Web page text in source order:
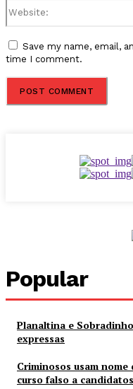
Save my name, email,
time I comment.
Popular
Planaltina e
expressas
Criminosos usam
curso falso a candidatos